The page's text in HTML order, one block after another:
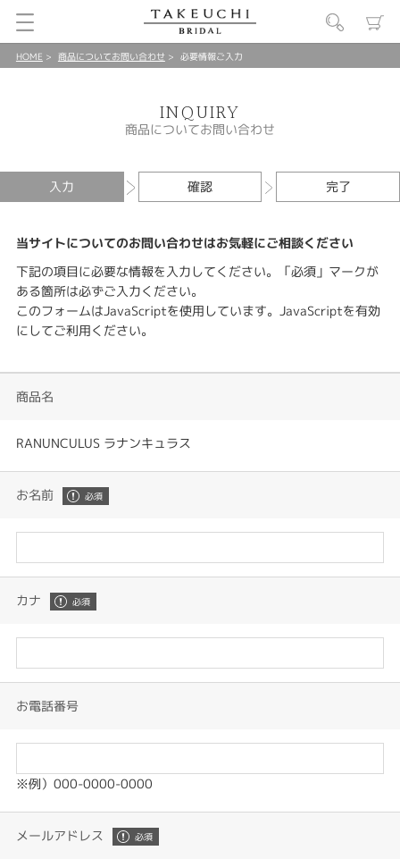
HOME 商品についてお問い合わせ 必要情報ご入力
INQUIRY
商品についてお問い合わせ
入力 確認 完了
当サイトについてのお問い合わせはお気軽にご相談ください
下記の項目に必要な情報を入力してください。「必須」マークが
ある箇所は必ずご入力ください。
このフォームはJavaScriptを使用しています。JavaScriptを有効
にしてご利用ください。
商品名
RANUNCULUS ラナンキュラス
お名前
カナ
お電話番号
※例）000-0000-0000
メールアドレス